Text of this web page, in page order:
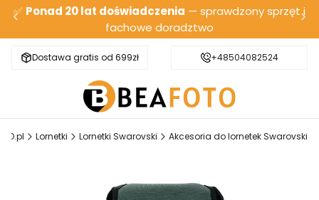
✅ Ponad 20 lat doświadczenia — sprawdzony sprzęt i
fachowe doradztwo
Dostawa gratis od 699zł Bezpieczna wysyłka
+48504082524
Lornetki Lornetki Swarovski Akcesoria do lornetek Swarovski